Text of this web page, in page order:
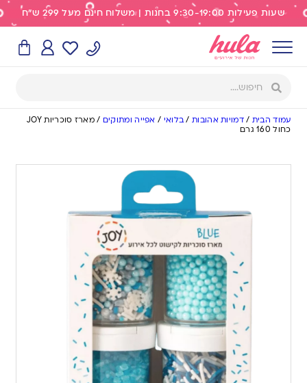
שעות פעילות 9:30-19:00 בחנות | משלוח חינם מעל 299 ש"ח
עמוד הבית /דמויות אהובות/בלואי / אפייה ומתוקים /
מארז סוכריות JOY
כחול 160 גרם